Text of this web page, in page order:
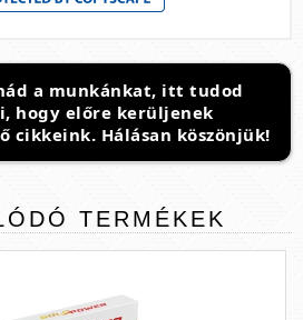
a munkánkat, itt tudod
hogy előre kerüljenek
cikkeink. Hálásan köszönjük!
TERMÉKEK